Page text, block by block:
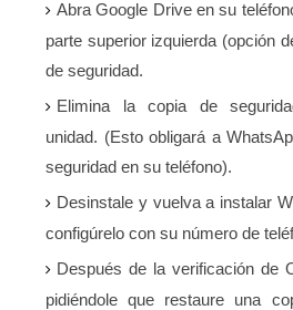
Abra Google Drive en su
parte superior izquierda (opción
de seguridad.
Elimina la copia de
unidad. (Esto obligará a
seguridad en su teléfono).
Desinstale y vuelva a instalar
configúrelo con su número de
Después de la verificación de
pidiéndole que restaure una